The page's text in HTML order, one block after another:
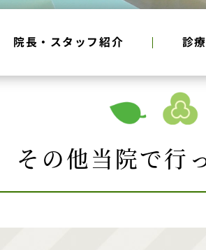
院長・スタッフ紹介 診
その他当院で行